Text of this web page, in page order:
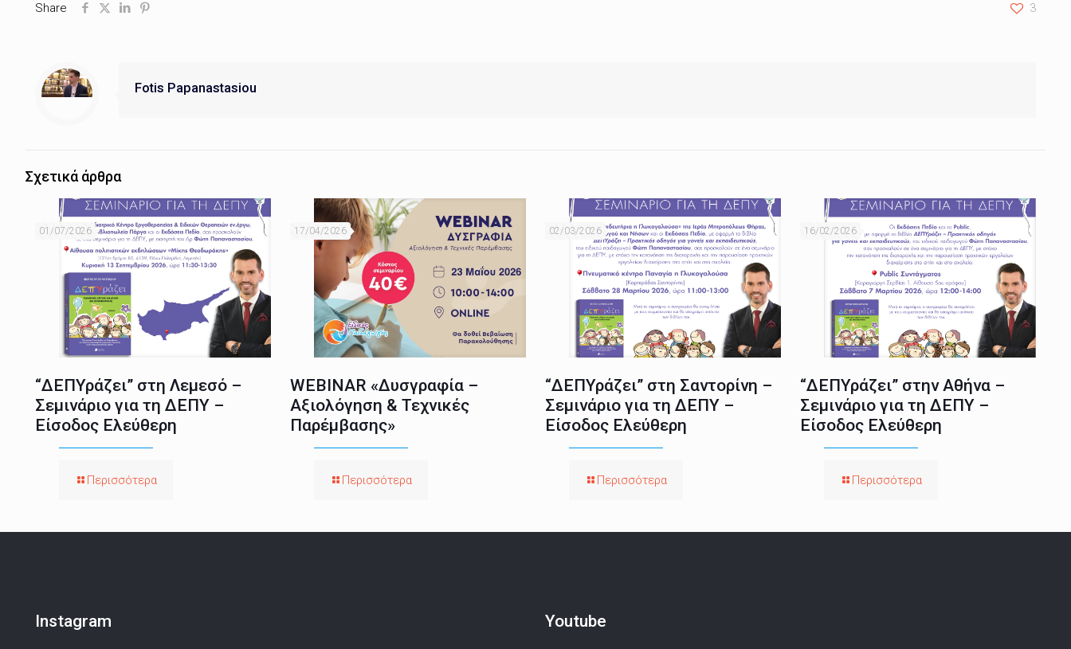
Share 3
Fotis Papanastasiou
Σχετικά άρθρα
01/07/2026
“ΔΕΠΥράζει” στη Λεμεσό –
Σεμινάριο για τη ΔΕΠΥ –
Είσοδος Ελεύθερη
Περισσότερα
17/04/2026
WEBINAR «Δυσγραφία –
Αξιολόγηση & Τεχνικές
Παρέμβασης»
Περισσότερα
02/03/2026
“ΔΕΠΥράζει” στη Σαντορίνη –
Σεμινάριο για τη ΔΕΠΥ –
Είσοδος Ελεύθερη
Περισσότερα
16/02/2026
“ΔΕΠΥράζει” στην Αθήνα –
Σεμινάριο για τη ΔΕΠΥ –
Είσοδος Ελεύθερη
Περισσότερα
Instagram Youtube